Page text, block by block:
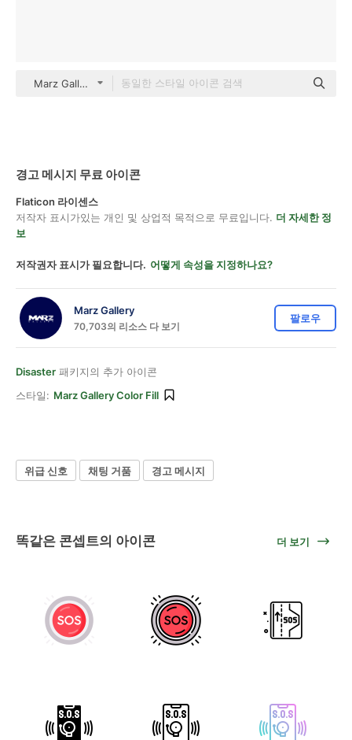
Marz Gallery color fill
경고 메시지 무료 아이콘
Flaticon 라이센스
저작자 표시가있는 개인 및 상업적 목적으로 무료입니다. 더 자세한 정
보
저작권자 표시가 필요합니다. 어떻게 속성을 지정하나요?
Marz Gallery
70,703의 리소스 다 보기
팔로우
Disaster 패키지의 추가 아이콘
스타일: Marz Gallery Color Fill
위급 신호 채팅 거품 경고 메시지
똑같은 콘셉트의 아이콘 더 보기